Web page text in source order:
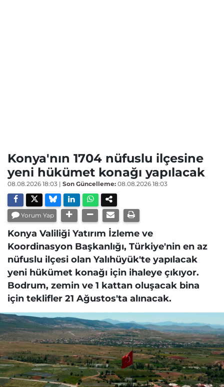
Konya'nın 1704 nüfuslu ilçesine
yeni hükümet konağı yapılacak
08.08.2026 18:03 | Son Güncelleme: 08.08.2026 18:03
Yorum Yap
Konya Valiliği Yatırım İzleme ve
Koordinasyon Başkanlığı, Türkiye'nin en az
nüfuslu ilçesi olan Yalıhüyük'te yapılacak
yeni hükümet konağı için ihaleye çıkıyor.
Bodrum, zemin ve 1 kattan oluşacak bina
için teklifler 21 Ağustos'ta alınacak.